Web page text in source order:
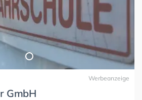
Werbeanzeige
GmbH